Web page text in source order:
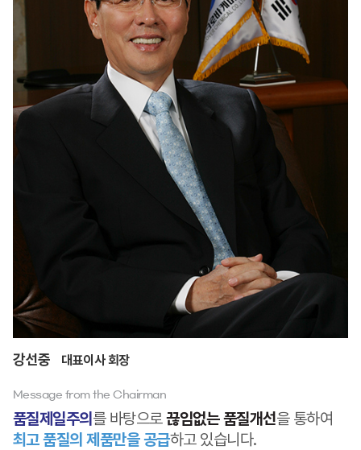
강선중 대표이사 회장
Message from the Chairman
품질제일주의 를 바탕으로끊임없는 품질개선을 통하여
최고 품질의 제품만을 공급하고 있습니다.